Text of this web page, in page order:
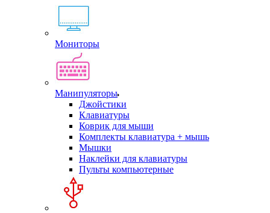
Мониторы
Манипуляторы
Джойстики
Клавиатуры
Коврик для мыши
Комплекты клавиатура + мышь
Мышки
Наклейки для клавиатуры
Пульты компьютерные